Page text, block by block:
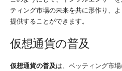
ティング市場の未来を共に形作り、
提供することができます。
仮想通貨の普及
仮想通貨の普及は、ベッティング市